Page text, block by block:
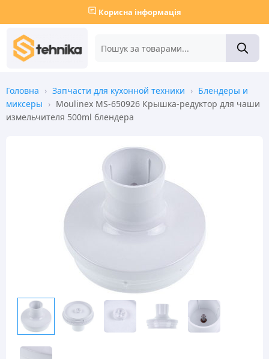
Корисна інформація
Головна › Запчасти для кухонной техники › Блендеры и
миксеры › Moulinex MS-650926 Крышка-редуктор для чаши
измельчителя 500ml блендера